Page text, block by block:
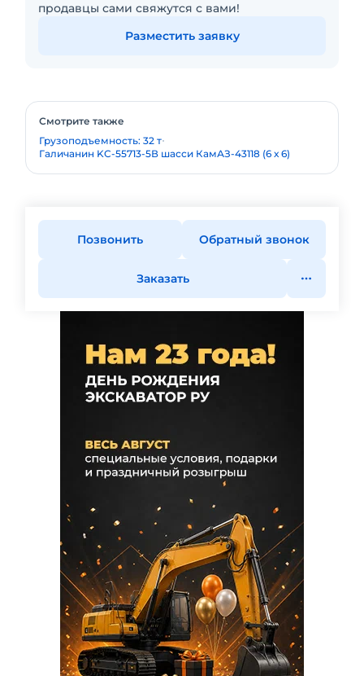
продавцы сами свяжутся с вами!
Разместить заявку
Смотрите также
Грузоподъемность: 32 т
Галичанин KC-55713-5В шасси КамАЗ-43118 (6 х 6)
Позвонить Обратный звонок
Заказать